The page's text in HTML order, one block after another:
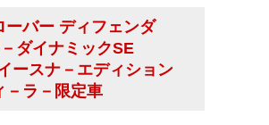
ーバー ディフェンダ
ダイナミックSE
ースナ－エディション
－ラ－限定車